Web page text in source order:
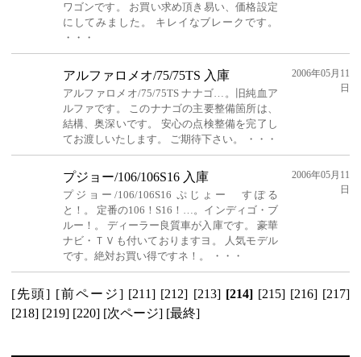
ワゴンです。 お買い求め頂き易い、価格設定
にしてみました。 キレイなブレークです。
・・・
アルファロメオ/75/75TS 入庫
アルファロメオ/75/75TS ナナゴ…。旧純血ア
ルファです。 このナナゴの主要整備箇所は、
結構、奥深いです。 安心の点検整備を完了し
てお渡しいたします。 ご期待下さい。 ・・・
2006年05月11
日
プジョー/106/106S16 入庫
プジョー/106/106S16 ぷじょー すぽる
と！。 定番の106！S16！…。インディゴ・ブ
ルー！。 ディーラー良質車が入庫です。 豪華
ナビ・ＴＶも付いておりますヨ。 人気モデル
です。絶対お買い得ですネ！。 ・・・
2006年05月11
日
[先頭] [前ページ] [211] [212] [213] [214] [215] [216] [217]
[218] [219] [220] [次ページ] [最終]